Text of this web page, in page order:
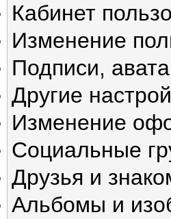
Кабинет
Изменение
Подписи,
Другие
Изменение
Социальные
Друзья и
Альбомы и